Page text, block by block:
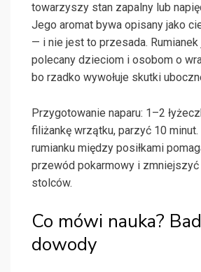
towarzyszy stan zapalny lub
Jego aromat bywa opisany jako
— i nie jest to przesada.
polecany dzieciom i osobom o
bo rzadko wywołuje skutki
Przygotowanie naparu: 1–2
filiżankę wrzątku, parzyć 10
rumianku między posiłkami
przewód pokarmowy i
stolców.
Co mówi nauka?
dowody